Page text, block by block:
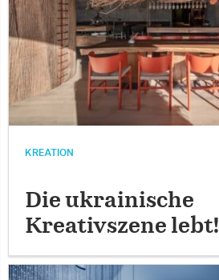
KREATION
Die ukrainische
Kreativszene lebt!